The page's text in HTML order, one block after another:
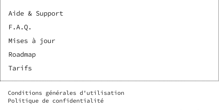
Aide & Support
F.A.Q.
Mises à jour
Roadmap
Tarifs
Conditions générales d'utilisation
Politique de confidentialité